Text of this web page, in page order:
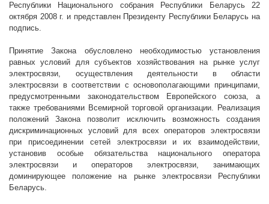
Республики Национального собрания Республики Беларусь 22
октября 2008 г. и представлен Президенту Республики Беларусь на
подпись.
Принятие Закона обусловлено необходимостью установления
равных условий для субъектов хозяйствования на рынке услуг
электросвязи, осуществления деятельности в области
электросвязи в соответствии с основополагающими принципами,
предусмотренными законодательством Европейского союза, а
также требованиями Всемирной торговой организации. Реализация
положений Закона позволит исключить возможность создания
дискриминационных условий для всех операторов электросвязи
при присоединении сетей электросвязи и их взаимодействии,
установив особые обязательства национального оператора
электросвязи и операторов электросвязи, занимающих
доминирующее положение на рынке электросвязи Республики
Беларусь.